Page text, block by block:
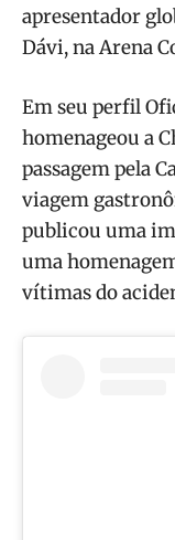
apresentador
Dávi, na Arena
Em seu perfil
homenageou a
passagem pela
viagem
publicou uma
uma
vítimas do